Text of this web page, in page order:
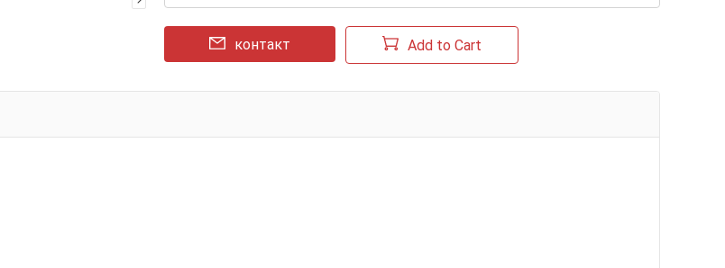
контакт Add to Cart